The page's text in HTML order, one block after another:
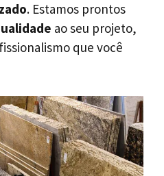
. Estamos prontos
ao seu projeto,
que você